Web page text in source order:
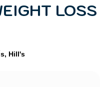
LOSS
, Hill's